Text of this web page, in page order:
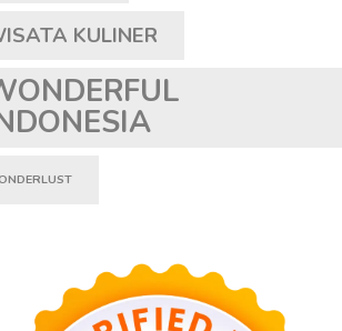
KULINER